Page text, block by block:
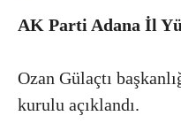
AK Parti Adana İl
Ozan Gülaçtı
kurulu açıklandı.